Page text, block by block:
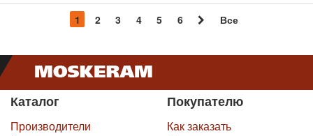
1 2 3 4 5 6 Все
Каталог
Производители
Покупателю
Как заказать